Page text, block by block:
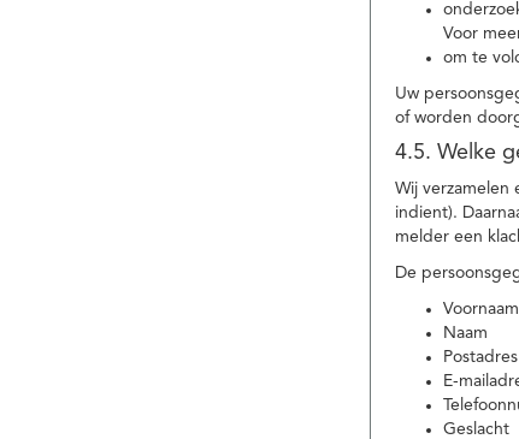
Voor
om te
Uw
of worden
4.5. Welke
Wij verzamelen
indient).
melder een
De
Voornaam
Naam
Postadres
E-
Geslacht